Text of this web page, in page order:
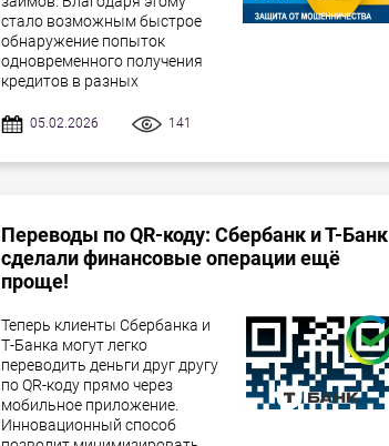
стало возможным быстрое
обнаружение попыток
одновременного получения
кредитов в разных
05.02.2026 141
Переводы по QR-коду: Сбербанк и Т-Банк
сделали финансовые операции ещё
проще!
Теперь клиенты Сбербанка и
Т-Банка могут легко
переводить деньги друг другу
по QR-коду прямо через
мобильное приложение.
Инновационный способ